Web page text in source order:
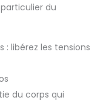
du
: libérez les tensions
du corps qui